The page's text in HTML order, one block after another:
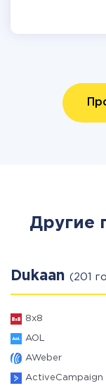
Другие
Dukaan (201
8x8
AOL
AWeber
ActiveCampaign